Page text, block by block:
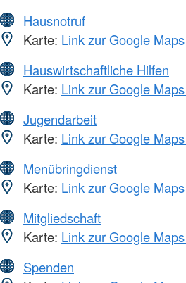
Hausnotruf
Karte: Link zur Google
Hauswirtschaftliche Hilfen
Karte: Link zur Google
Jugendarbeit
Karte: Link zur Google
Menübringdienst
Karte: Link zur Google
Mitgliedschaft
Karte: Link zur Google
Spenden